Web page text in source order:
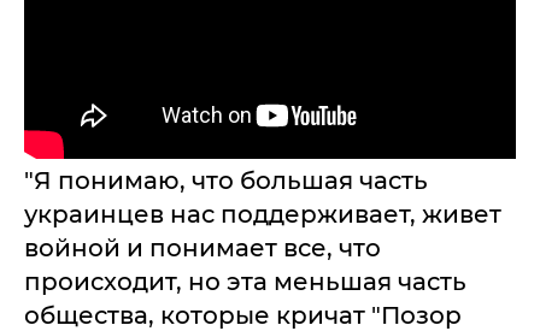
"Я понимаю, что большая часть
украинцев нас поддерживает, живет
войной и понимает все, что
происходит, но эта меньшая часть
общества, которые кричат "Позор